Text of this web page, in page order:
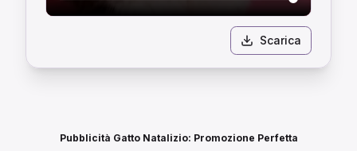
Scarica
Pubblicità Gatto Natalizio: Promozione Perfetta